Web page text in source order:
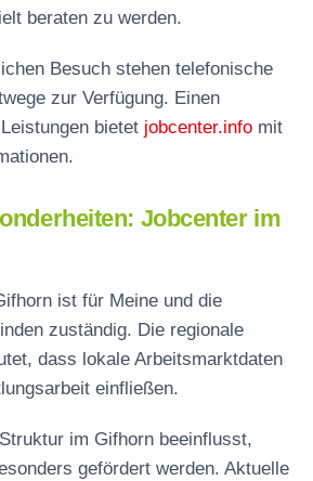
beraten zu werden.
Besuch stehen telefonische
zur Verfügung. Einen
bietet jobcenter.info mit
Jobcenter im
ist für Meine und die
zuständig. Die regionale
dass lokale Arbeitsmarktdaten
einfließen.
im Gifhorn beeinflusst,
gefördert werden. Aktuelle